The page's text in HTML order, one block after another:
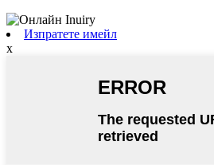
Изпратете имейл
x